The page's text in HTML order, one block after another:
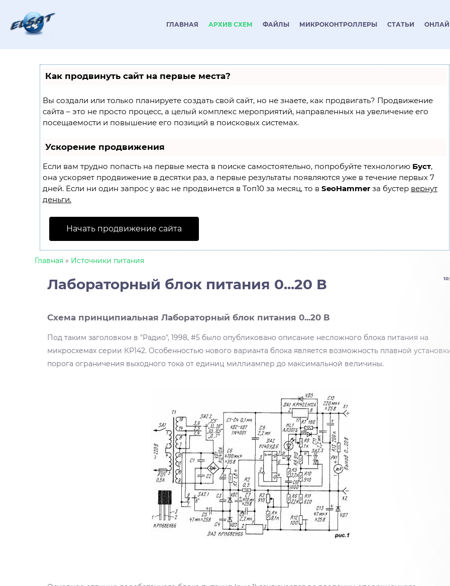
ГЛАВНАЯ АРХИВ СХЕМ ФАЙЛЫ МИКРОКОНТРОЛЛЕРЫ СТАТЬИ
Как продвинуть сайт на первые места?
Вы создали или только планируете создать свой сайт, но не знаете, как продвигать? Продвижение
сайта – это не просто процесс, а целый комплекс мероприятий, направленных на увеличение его
посещаемости и повышение его позиций в поисковых системах.
Ускорение продвижения
Если вам трудно попасть на первые места в поиске самостоятельно, попробуйте технологию Буст,
она ускоряет продвижение в десятки раз, а первые результаты появляются уже в течение первых 7
дней. Если ни один запрос у вас не продвинется в Топ10 за месяц, то в SeoHammer за бустер вернут
деньги.
Начать продвижение сайта
Главная » Источники питания
Лабораторный блок питания 0...20 В
Схема принципиальная Лабораторный блок питания 0...20 В
Под таким заголовком в "Радио", 1998, #5 было опубликовано описание несложного блока питания на
микросхемах серии КР142. Особенностью нового варианта блока является возможность плавной
порога ограничения выходного тока от единиц миллиампер до максимальной величины.